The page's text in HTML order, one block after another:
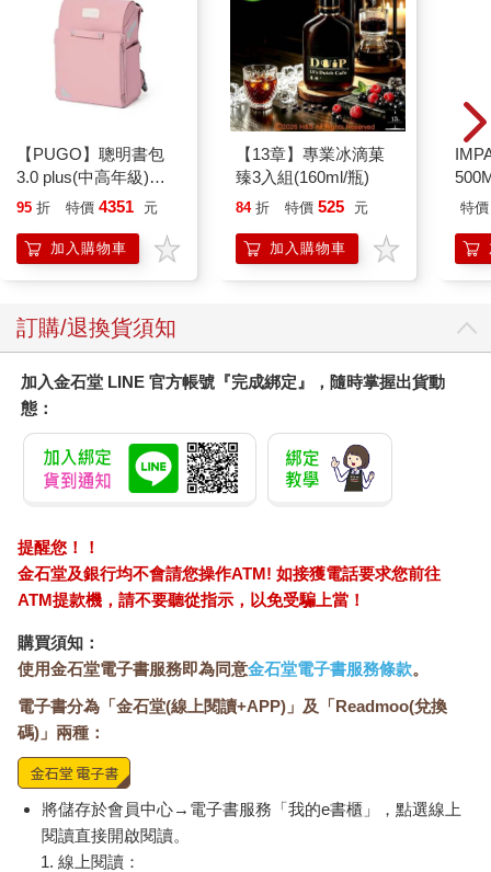
【PUGO】聰明書包
3.0 plus(中高年級)藕
粉 全新進化玩美上市
95 折 特價 4351 元
加入購物車
【13章】專業冰滴菓
臻3入組(160ml/瓶)
84 折 特價 525 元
加入購物車
特價
訂購/退換貨須知
加入金石堂 LINE 官方帳號『完成綁定』，隨時掌握出貨動
態：
提醒您！！
金石堂及銀行均不會請您操作ATM! 如接獲電話要求您前往
ATM提款機，請不要聽從指示，以免受騙上當！
購買須知：
使用金石堂電子書服務即為同意金石堂電子書服務條款。
電子書分為「金石堂(線上閱讀+APP)」及「Readmoo(兌換
碼)」兩種：
將儲存於會員中心→電子書服務「我的e書櫃」，點選線上
閱讀直接開啟閱讀。
線上閱讀：